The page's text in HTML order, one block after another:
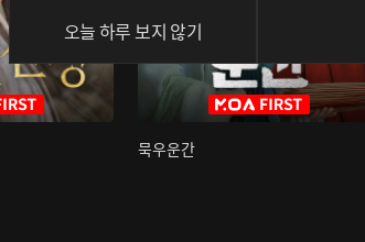
묵우운간
오늘 하루 보지 않기